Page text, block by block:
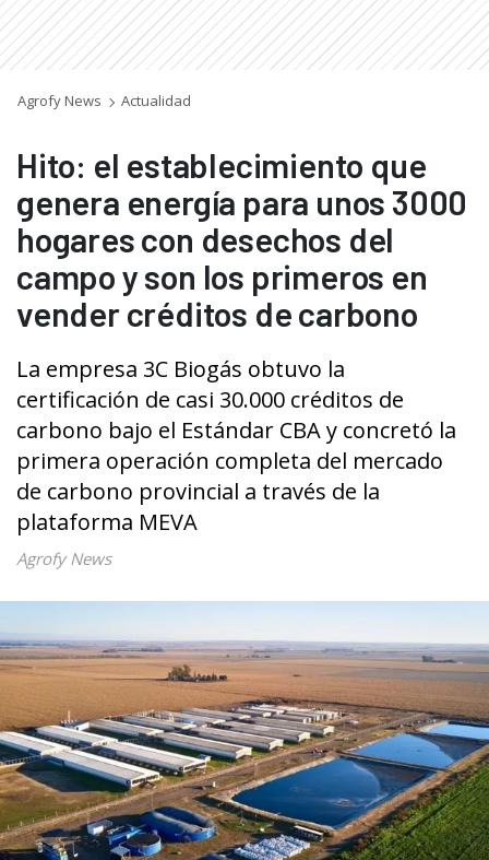
Agrofy News Actualidad
Hito: el establecimiento que
genera energía para unos 3000
hogares con desechos del
campo y son los primeros en
vender créditos de carbono
La empresa 3C Biogás obtuvo la
certificación de casi 30.000 créditos de
carbono bajo el Estándar CBA y concretó la
primera operación completa del mercado
de carbono provincial a través de la
plataforma MEVA
Agrofy News